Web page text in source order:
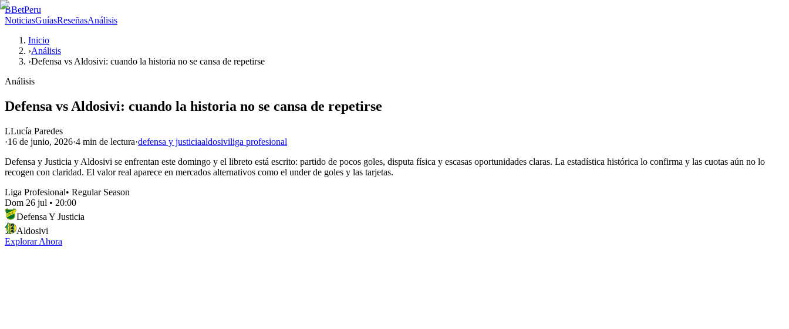
BBetPeru
NoticiasGuíasReseñasAnálisis
Inicio
›Análisis
›Defensa vs Aldosivi: cuando la historia no se cansa de repetirse
Análisis
Defensa vs Aldosivi: cuando la historia no se cansa de repetirse
LLucía Paredes
·16 de junio, 2026·4 min de lectura·defensa y justiciaaldosiviliga profesional
Defensa y Justicia y Aldosivi se enfrentan este domingo y el libreto está escrito: partido de pocos goles, disputa física y escasas oportunidades claras. La estadística histórica lo confirma y las cuotas aún no lo
recogen con claridad. El valor real aparece en mercados alternativos como el under de goles y las tarjetas.
Liga Profesional• Regular Season
Dom 26 jul • 20:00
Defensa Y Justicia
Aldosivi
Explorar Ahora